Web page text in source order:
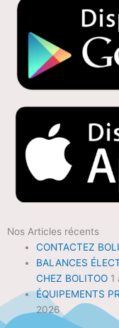
Nos Articles récents
CONTACTEZ
BALANCES
CHEZ BOLITOO 1
ÉQUIPEMENTS
2026